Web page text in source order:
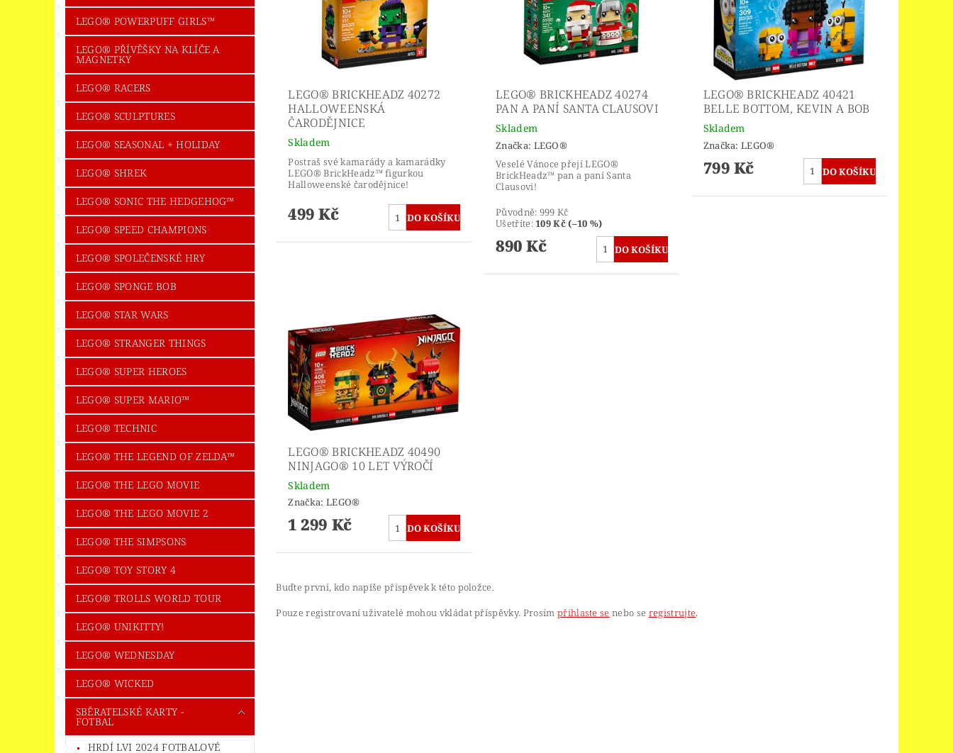
LEGO® POWERPUFF GIRLS™
LEGO® PŘÍVĚŠKY NA KLÍČE A
MAGNETKY
LEGO® RACERS
LEGO® SCULPTURES
LEGO® SEASONAL + HOLIDAY
LEGO® SHREK
LEGO® SONIC THE HEDGEHOG™
LEGO® SPEED CHAMPIONS
LEGO® SPOLEČENSKÉ HRY
LEGO® SPONGE BOB
LEGO® STAR WARS
LEGO® STRANGER THINGS
LEGO® SUPER HEROES
LEGO® SUPER MARIO™
LEGO® TECHNIC
LEGO® THE LEGEND OF ZELDA™
LEGO® THE LEGO MOVIE
LEGO® THE LEGO MOVIE 2
LEGO® THE SIMPSONS
LEGO® TOY STORY 4
LEGO® TROLLS WORLD TOUR
LEGO® UNIKITTY!
LEGO® WEDNESDAY
LEGO® WICKED
SBĚRATELSKÉ KARTY -
FOTBAL
HRDÍ LVI 2024 FOTBALOVÉ
LEGO® BRICKHEADZ 40272
HALLOWEENSKÁ
ČARODĚJNICE
Skladem
Postraš své kamarády a kamarádky
LEGO® BrickHeadz™ figurkou
Halloweenské čarodějnice!
499 Kč
LEGO® BRICKHEADZ 40274
PAN A PANÍ SANTA CLAUSOVI
Skladem
Značka: LEGO®
Veselé Vánoce přejí LEGO®
BrickHeadz™ pan a paní Santa
Clausovi!
Původně: 999 Kč
Ušetříte:109 Kč (–10 %)
890 Kč
LEGO® BRICKHEADZ 40421
BELLE BOTTOM, KEVIN A BOB
Skladem
Značka:LEGO®
799 Kč
LEGO® BRICKHEADZ 40490
NINJAGO® 10 LET VÝROČÍ
Skladem
Značka: LEGO®
1 299 Kč
Buďte první, kdo napíše příspěvek k této položce.
Pouze registrovaní uživatelé mohou vkládat příspěvky. Prosím přihlaste se nebo se registrujte.